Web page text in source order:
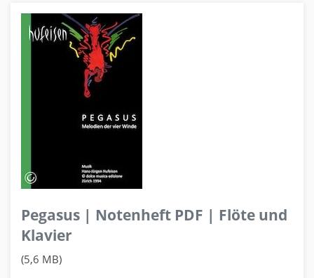
Pegasus | Notenheft PDF | Flöte und
Klavier
(5,6 MB)